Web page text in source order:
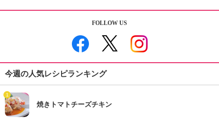
FOLLOW US
今週の人気レシピランキング
1
焼きトマトチーズチキン